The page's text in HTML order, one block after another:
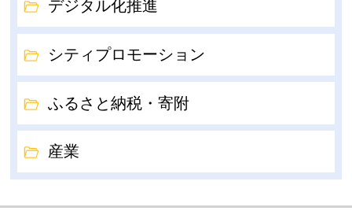
デジタル化推進
シティプロモーション
ふるさと納税・寄附
産業